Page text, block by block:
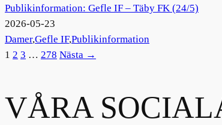
Publikinformation: Gefle IF – Täby FK (24/5)
2026-05-23
Damer,Gefle IF,Publikinformation
1 2 3 … 278 Nästa →
VÅRA